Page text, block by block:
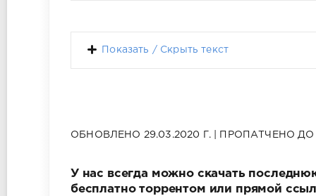
Показать / Скрыть текст
ОБНОВЛЕНО 29.03.2020 Г. | ПРОПАТЧЕНО ДО
У нас всегда можно скачать
бесплатно торрентом или прямой